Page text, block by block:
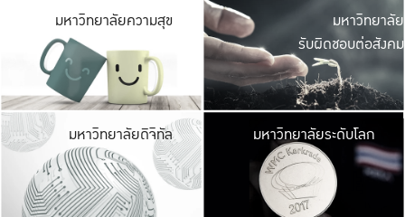
มหาวิทยาลัยความสุข มหาวิ
ค
เปิดประ
และพบเรื่องราวใ
มหาวิทยาลัย
รับผิดชอบต่อสังคม
มหาวิทยาลัยดิจิทัล มหาวิ
เปลี่ยนแปลง แล
เพื่อทำง
ระบบสารสนเทศ
มหาวิทยาลัยระดับโลก